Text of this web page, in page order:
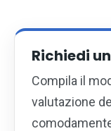
Richiedi
Compila il
valutazione